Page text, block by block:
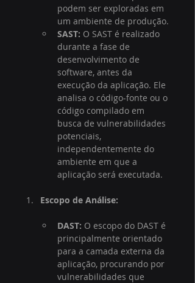
podem ser exploradas em
um ambiente de produção.
SAST: O SAST é realizado
durante a fase de
desenvolvimento de
software, antes da
execução da aplicação. Ele
analisa o código-fonte ou o
código compilado em
busca de vulnerabilidades
potenciais,
independentemente do
ambiente em que a
aplicação será executada.
Escopo de Análise:
DAST: O escopo do DAST é
principalmente orientado
para a camada externa da
aplicação, procurando por
vulnerabilidades que